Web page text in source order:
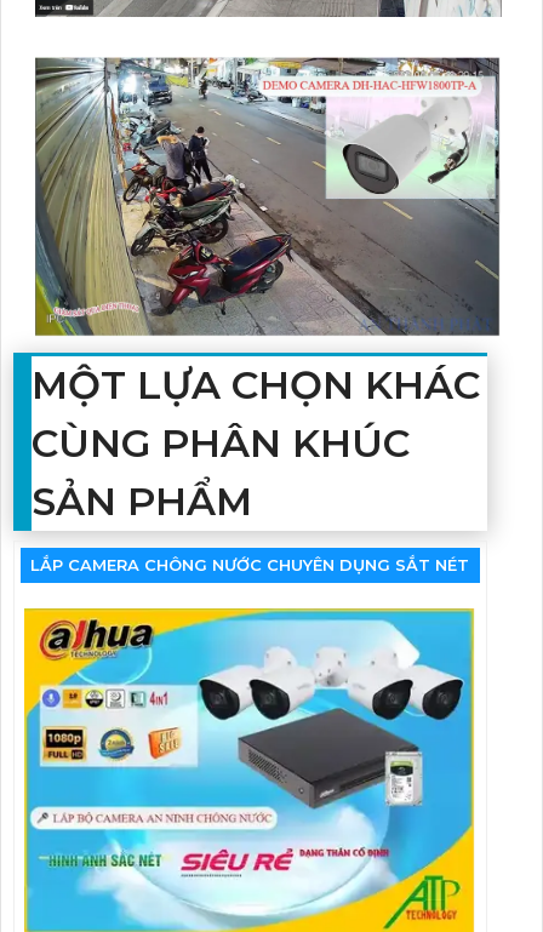
MỘT LỰA CHỌN KHÁC
CÙNG PHÂN KHÚC
SẢN PHẨM
LẮP CAMERA CHÔNG NƯỚC CHUYÊN DỤNG SẮT NÉT